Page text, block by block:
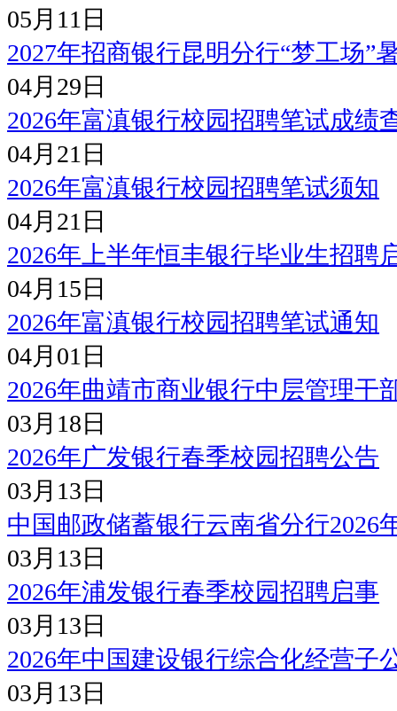
05月11日
2027年招商银行昆明分行“梦工场”
04月29日
2026年富滇银行校园招聘笔试成绩
04月21日
2026年富滇银行校园招聘笔试须知
04月21日
2026年上半年恒丰银行毕业生招聘
04月15日
2026年富滇银行校园招聘笔试通知
04月01日
2026年曲靖市商业银行中层管理干
03月18日
2026年广发银行春季校园招聘公告
03月13日
中国邮政储蓄银行云南省分行2026
03月13日
2026年浦发银行春季校园招聘启事
03月13日
2026年中国建设银行综合化经营子
03月13日